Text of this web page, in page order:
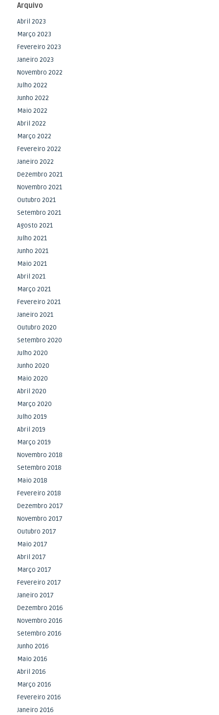
Arquivo
Abril 2023
Março 2023
Fevereiro 2023
Janeiro 2023
Novembro 2022
Julho 2022
Junho 2022
Maio 2022
Abril 2022
Março 2022
Fevereiro 2022
Janeiro 2022
Dezembro 2021
Novembro 2021
Outubro 2021
Setembro 2021
Agosto 2021
Julho 2021
Junho 2021
Maio 2021
Abril 2021
Março 2021
Fevereiro 2021
Janeiro 2021
Outubro 2020
Setembro 2020
Julho 2020
Junho 2020
Maio 2020
Abril 2020
Março 2020
Julho 2019
Abril 2019
Março 2019
Novembro 2018
Setembro 2018
Maio 2018
Fevereiro 2018
Dezembro 2017
Novembro 2017
Outubro 2017
Maio 2017
Abril 2017
Março 2017
Fevereiro 2017
Janeiro 2017
Dezembro 2016
Novembro 2016
Setembro 2016
Junho 2016
Maio 2016
Abril 2016
Março 2016
Fevereiro 2016
Janeiro 2016